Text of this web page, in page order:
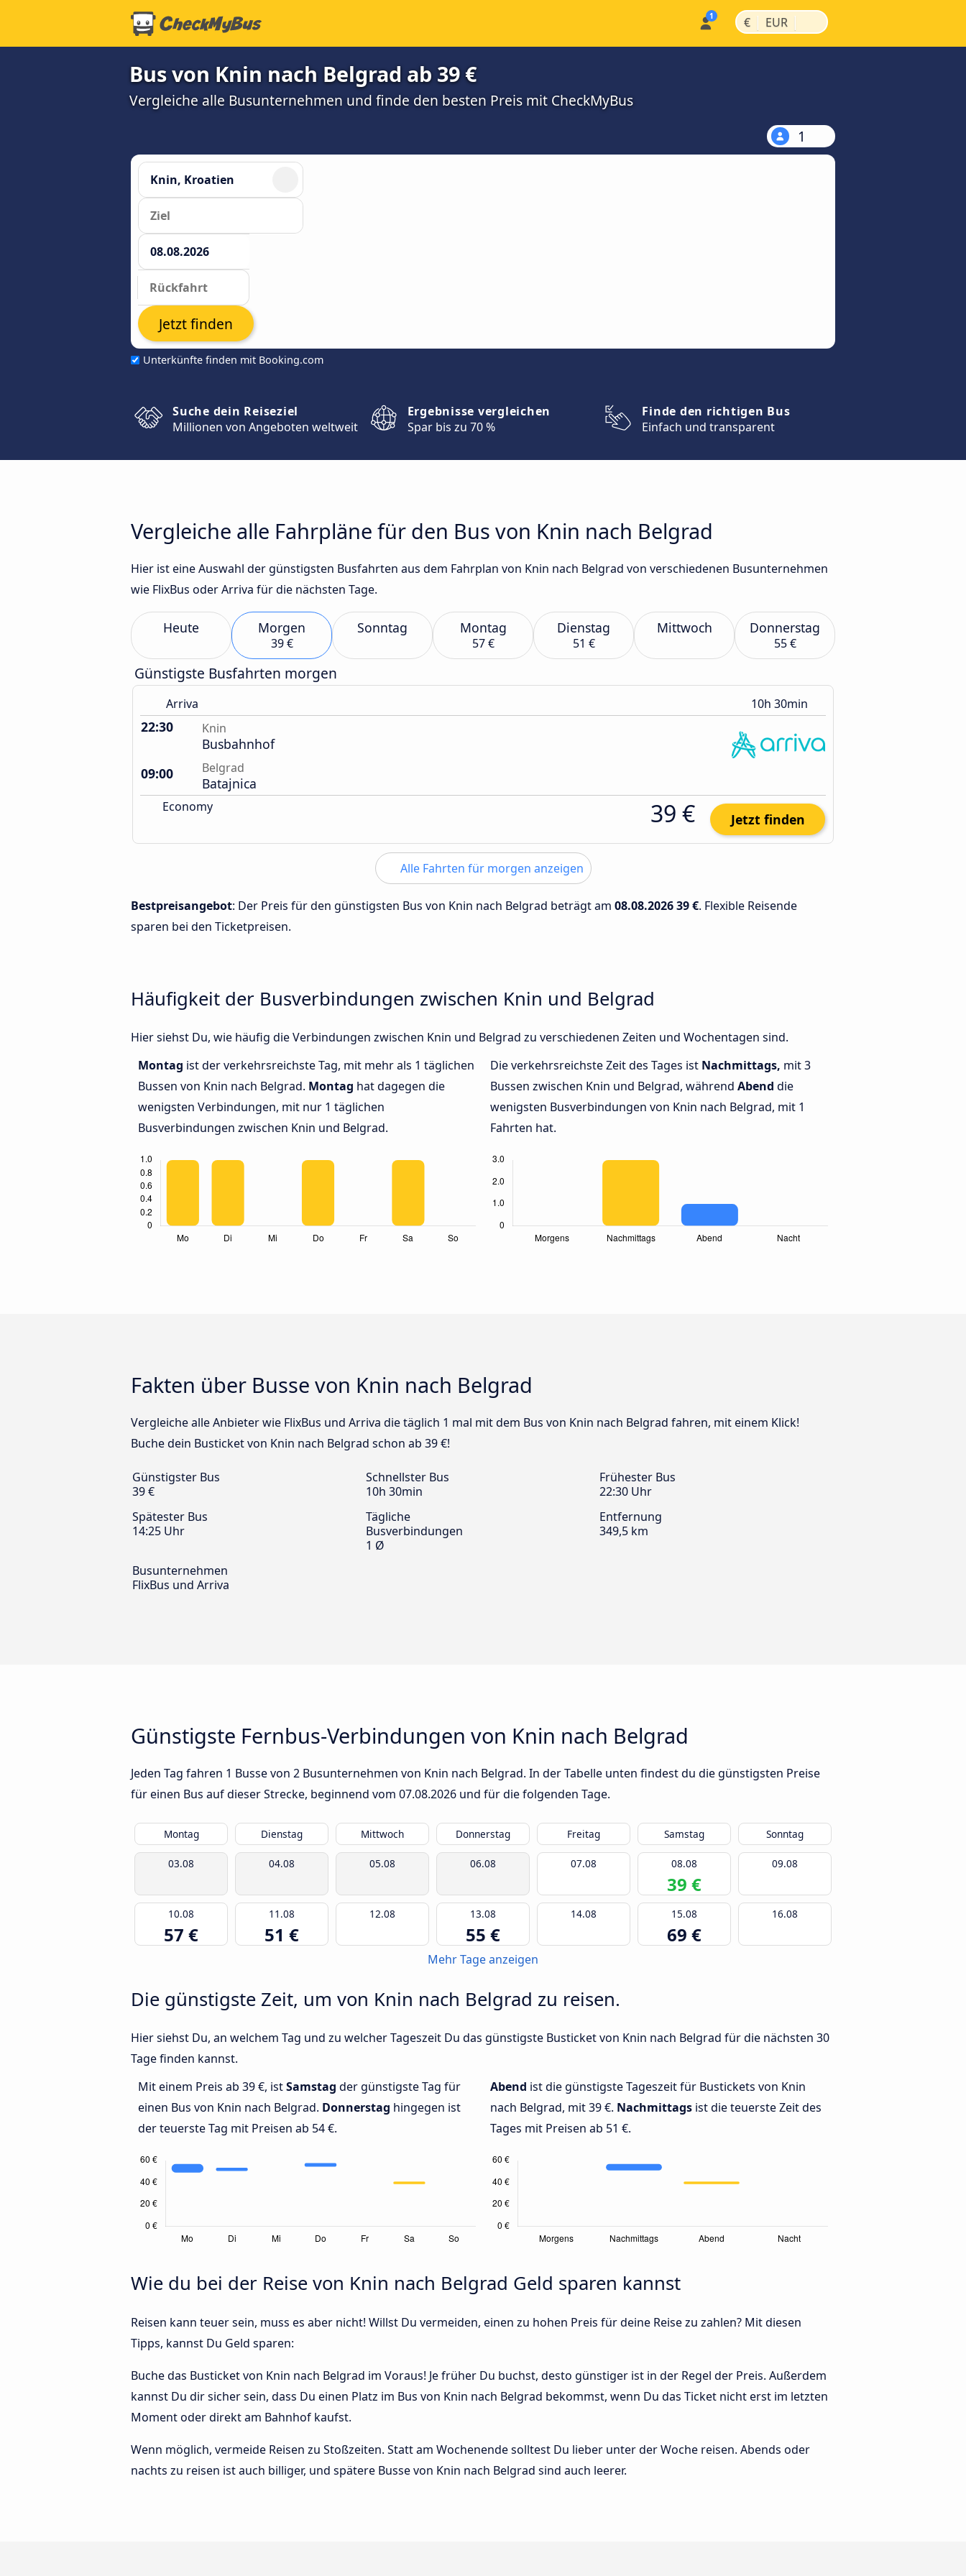
€ | EUR |
Bus von Knin nach Belgrad ab 39 €
Vergleiche alle Busunternehmen und finde den besten Preis mit CheckMyBus
1
Unterkünfte finden mit Booking.com
Jetzt finden
Suche dein Reiseziel
Millionen von Angeboten weltweit
Ergebnisse vergleichen
Spar bis zu 70 %
Finde den richtigen Bus
Einfach und transparent
Vergleiche alle Fahrpläne für den Bus von Knin nach Belgrad
Hier ist eine Auswahl der günstigsten Busfahrten aus dem Fahrplan von Knin nach Belgrad von verschiedenen Busunternehmen
wie FlixBus oder Arriva für die nächsten Tage.
Heute Morgen
39 €
Sonntag Montag
57 €
Dienstag
51 €
Mittwoch Donnerstag
55 €
Günstigste Busfahrten morgen
Arriva 10h 30min
22:30 Knin
Busbahnhof
09:00
Belgrad
Batajnica
Economy 39 € Jetzt finden
Alle Fahrten für morgen anzeigen
Bestpreisangebot: Der Preis für den günstigsten Bus von Knin nach Belgrad beträgt am 08.08.202639 €. Flexible Reisende
sparen bei den Ticketpreisen.
Häufigkeit der Busverbindungen zwischen Knin und Belgrad
Hier siehst Du, wie häufig die Verbindungen zwischen Knin und Belgrad zu verschiedenen Zeiten und Wochentagen sind.
Montag ist der verkehrsreichste Tag, mit mehr als 1 täglichen
Bussen von Knin nach Belgrad. Montag hat dagegen die
wenigsten Verbindungen, mit nur 1 täglichen
Busverbindungen zwischen Knin und Belgrad.
Die verkehrsreichste Zeit des Tages ist Nachmittags, mit 3
Bussen zwischen Knin und Belgrad, während Abend die
wenigsten Busverbindungen von Knin nach Belgrad, mit 1
Fahrten hat.
Fakten über Busse von Knin nach Belgrad
Vergleiche alle Anbieter wie FlixBus und Arriva die täglich 1 mal mit dem Bus von Knin nach Belgrad fahren, mit einem Klick!
Buche dein Busticket von Knin nach Belgrad schon ab 39 €!
Günstigster Bus
39 €
Schnellster Bus
10h 30min
Frühester Bus
22:30 Uhr
Spätester Bus
14:25 Uhr
Tägliche
Busverbindungen
1 Ø
Entfernung
349,5 km
Busunternehmen
FlixBus und Arriva
Günstigste Fernbus-Verbindungen von Knin nach Belgrad
Jeden Tag fahren 1 Busse von 2 Busunternehmen von Knin nach Belgrad. In der Tabelle unten findest du die günstigsten Preise
für einen Bus auf dieser Strecke, beginnend vom 07.08.2026 und für die folgenden Tage.
Montag Dienstag Mittwoch Donnerstag Freitag Samstag Sonntag
03.08 04.08 05.08 06.08 07.08 08.08
39 €
09.08
10.08
57 €
11.08
51 €
12.08 13.08
55 €
14.08 15.08
69 €
16.08
Mehr Tage anzeigen
Die günstigste Zeit, um von Knin nach Belgrad zu reisen.
Hier siehst Du, an welchem Tag und zu welcher Tageszeit Du das günstigste Busticket von Knin nach Belgrad für die nächsten 30
Tage finden kannst.
Mit einem Preis ab 39 €, istSamstag der günstigste Tag für
einen Bus von Knin nach Belgrad. Donnerstag hingegen ist
der teuerste Tag mit Preisen ab 54 €.
Abend ist die günstigste Tageszeit für Bustickets von Knin
nach Belgrad, mit 39 €. Nachmittags ist die teuerste Zeit des
Tages mit Preisen ab 51 €.
Wie du bei der Reise von Knin nach Belgrad Geld sparen kannst
Reisen kann teuer sein, muss es aber nicht! Willst Du vermeiden, einen zu hohen Preis für deine Reise zu zahlen? Mit diesen
Tipps, kannst Du Geld sparen:
Buche das Busticket von Knin nach Belgrad im Voraus! Je früher Du buchst, desto günstiger ist in der Regel der Preis. Außerdem
kannst Du dir sicher sein, dass Du einen Platz im Bus von Knin nach Belgrad bekommst, wenn Du das Ticket nicht erst im letzten
Moment oder direkt am Bahnhof kaufst.
Wenn möglich, vermeide Reisen zu Stoßzeiten. Statt am Wochenende solltest Du lieber unter der Woche reisen. Abends oder
nachts zu reisen ist auch billiger, und spätere Busse von Knin nach Belgrad sind auch leerer.